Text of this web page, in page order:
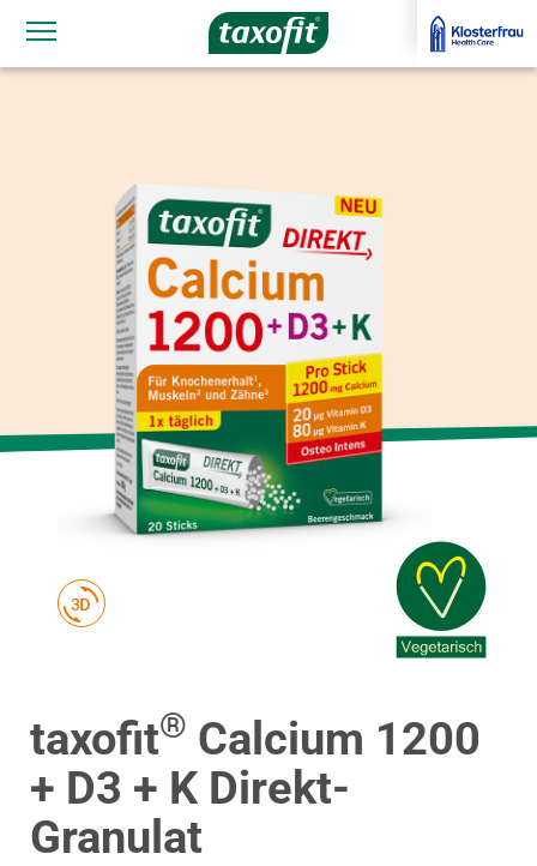
Navigationssichtbarkeit umschalten
taxofit® Calcium 1200
+ D3 + K Direkt-
Granulat